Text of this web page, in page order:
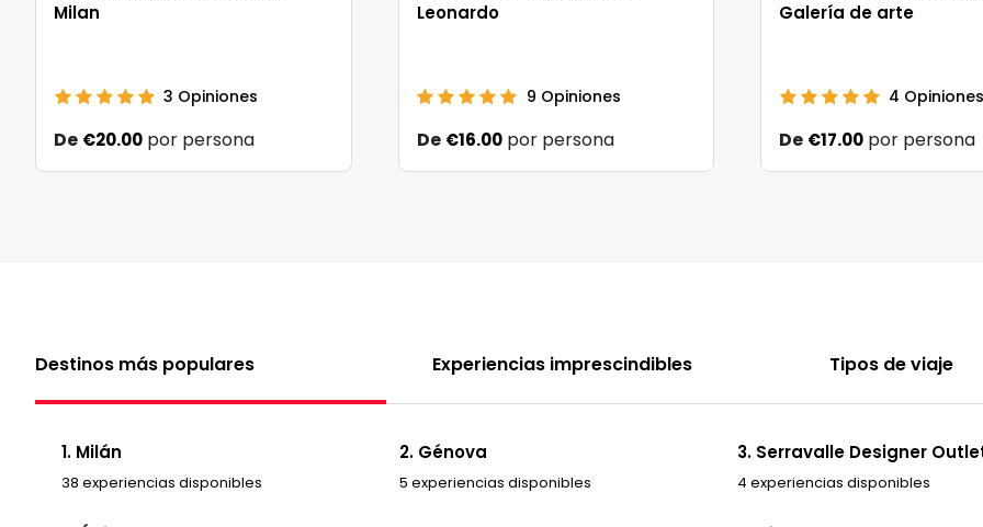
Milan
3 Opiniones
De €20.00 por persona
Leonardo
9 Opiniones
De €16.00 por persona
Galería de arte
4 Opiniones
De €17.00 por persona
Destinos más populares Experiencias imprescindibles Tipos de viaje
1. Milán
38 experiencias disponibles
2. Génova
5 experiencias disponibles
3. Serravalle Designer
4 experiencias disponibles